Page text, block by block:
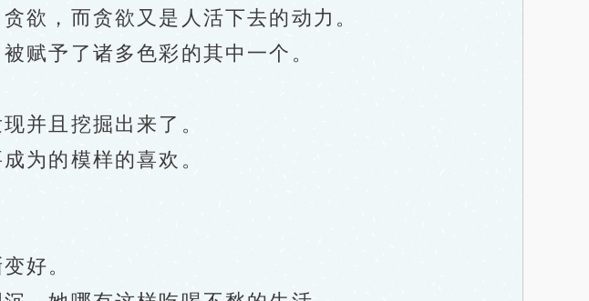
，而贪欲又是人活下去的动力。
予了诸多色彩的其中一个。
并且挖掘出来了。
为的模样的喜欢。
好。